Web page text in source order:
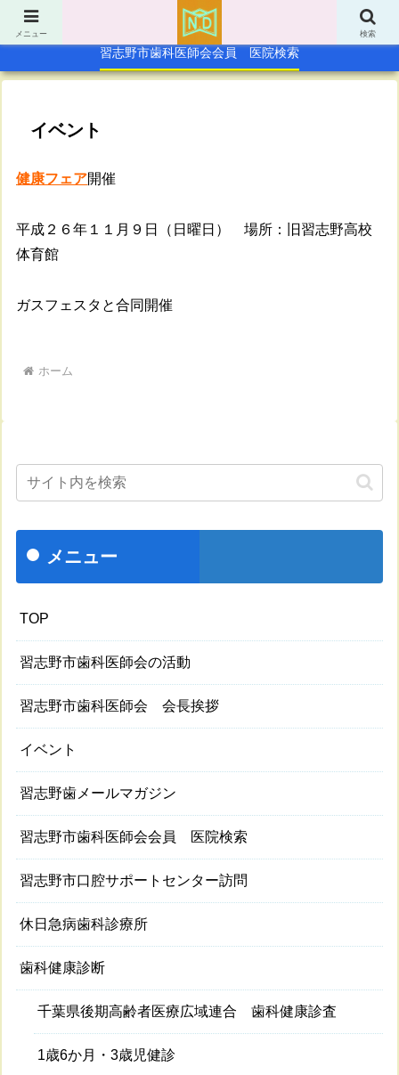
習志野市歯科医師会会員 医院検索
イベント
健康フェア開催
平成２６年１１月９日（日曜日） 場所：旧習志野高校
体育館
ガスフェスタと合同開催
ホーム
メニュー
TOP
習志野市歯科医師会の活動
習志野市歯科医師会 会長挨拶
イベント
習志野歯メールマガジン
習志野市歯科医師会会員 医院検索
習志野市口腔サポートセンター訪問
休日急病歯科診療所
歯科健康診断
千葉県後期高齢者医療広域連合 歯科健康診査
1歳6か月・3歳児健診
メニュー 検索